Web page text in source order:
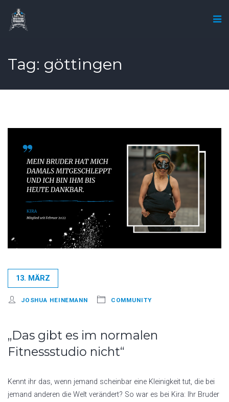
Tag: göttingen
13. MÄRZ
JOSHUA HEINEMANN COMMUNITY
„Das gibt es im normalen
Fitnessstudio nicht“
Kennt ihr das, wenn jemand scheinbar eine Kleinigkeit tut, die bei
jemand anderen die Welt verändert? So war es bei Kira: Ihr Bruder